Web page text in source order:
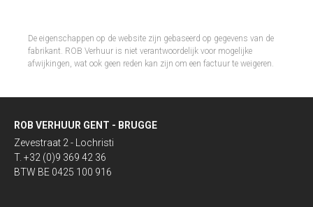
De eigenschappen op de website zijn gebaseerd op gegevens van de
fabrikant. ROB Verhuur is niet verantwoordelijk voor mogelijke
afwijkingen, wat ook geen reden kan zijn om een factuur te weigeren.​
ROB VERHUUR GENT - BRUGGE
Zevestraat 2 - Lochristi
T. +32 (0)9 369 42 36
BTW BE 0425 100 916